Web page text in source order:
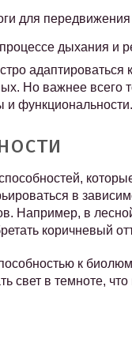
для передвижения
дыхания и
Но важнее всего
и функциональности.
в
Например, в
коричневый
к
свет в темноте,